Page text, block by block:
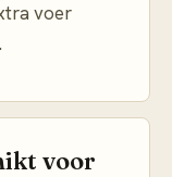
voer
voor